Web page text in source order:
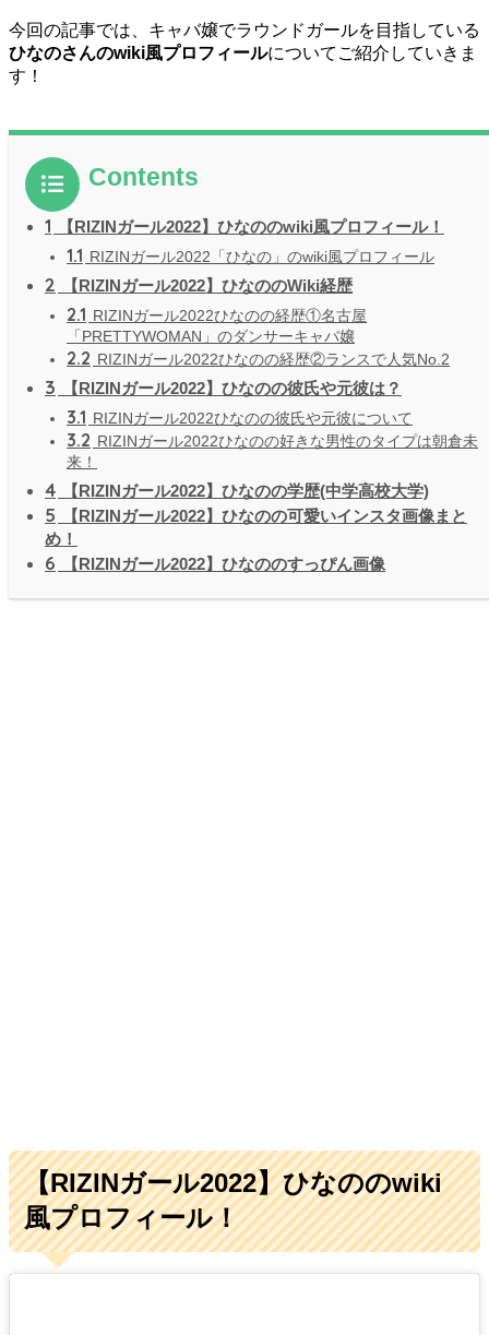
今回の記事では、キャバ嬢でラウンドガールを目指している
ひなのさんのwiki風プロフィールについてご紹介していきま
す！
Contents
1 【RIZINガール2022】ひなののwiki風プロフィール！
1.1 RIZINガール2022「ひなの」のwiki風プロフィール
2 【RIZINガール2022】ひなののWiki経歴
2.1 RIZINガール2022ひなのの経歴①名古屋
「PRETTYWOMAN」のダンサーキャバ嬢
2.2 RIZINガール2022ひなのの経歴②ランスで人気No.2
3 【RIZINガール2022】ひなのの彼氏や元彼は？
3.1 RIZINガール2022ひなのの彼氏や元彼について
3.2 RIZINガール2022ひなのの好きな男性のタイプは朝倉未
来！
4 【RIZINガール2022】ひなのの学歴(中学高校大学)
5
【RIZINガール2022】ひなのの可愛いインスタ画像まと
め！
6 【RIZINガール2022】ひなののすっぴん画像
【RIZINガール2022】ひなののwiki
風プロフィール！